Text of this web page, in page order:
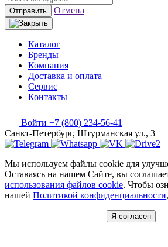
Отправить Отмена
Каталог
Бренды
Компания
Доставка и оплата
Сервис
Контакты
Войти +7 (800) 234-56-41
Санкт-Петербург, Штурманская ул., 3
Мы используем файлы cookie для
Оставаясь на нашем Сайте, вы
использования файлов cookie. Чтобы
нашей Политикой конфиденциальности
Я согласен